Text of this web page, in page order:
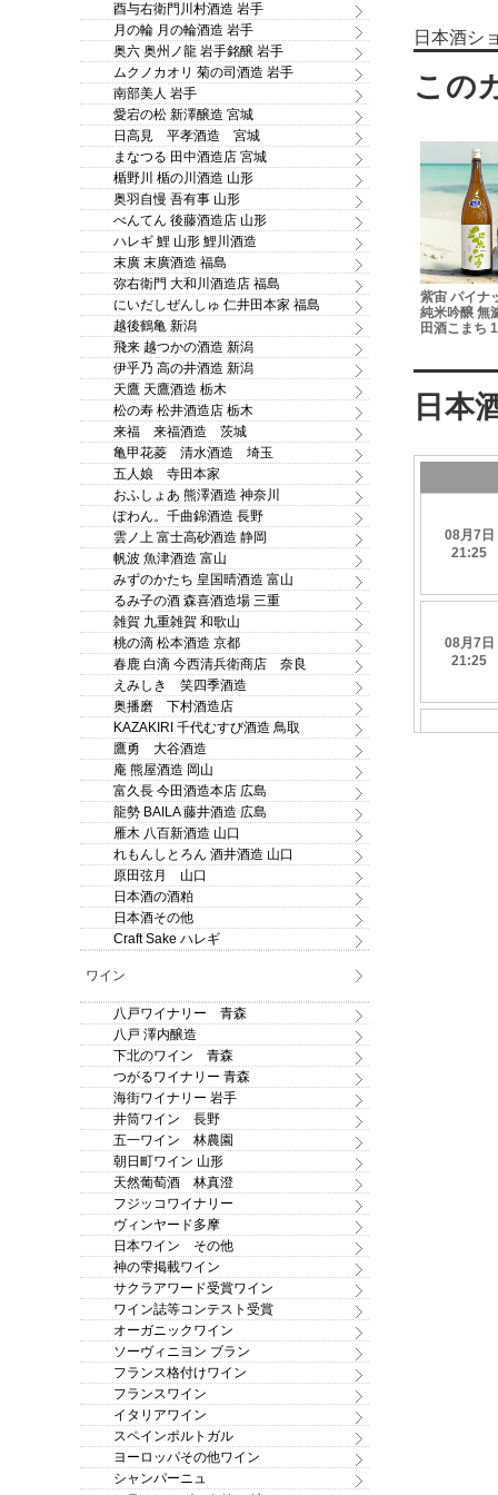
日本酒シ
作田（さくた）特別純米
酒 特別契約栽培 Tokyo酒
チャレンジ特別純米酒部
門プラチナ賞 720ml
紫宙 パイナップルラベル
純米吟醸 無濾過生原酒 秋
陸奥八仙 緑
米ひやおろ
酉与右衛門川村酒造 岩手
月の輪 月の輪酒造 岩手
奥六 奥州ノ龍 岩手銘醸 岩手
ムクノカオリ 菊の司酒造 岩手
南部美人 岩手
愛宕の松 新澤醸造 宮城
日高見 平孝酒造 宮城
まなつる 田中酒造店 宮城
楯野川 楯の川酒造 山形
奥羽自慢 吾有事 山形
べんてん 後藤酒造店 山形
ハレギ 鯉 山形 鯉川酒造
末廣 末廣酒造 福島
弥右衛門 大和川酒造店 福島
にいだしぜんしゅ 仁井田本家 福島
越後鶴亀 新潟
飛来 越つかの酒造 新潟
伊乎乃 高の井酒造 新潟
天鷹 天鷹酒造 栃木
松の寿 松井酒造店 栃木
来福 来福酒造 茨城
亀甲花菱 清水酒造 埼玉
五人娘 寺田本家
おふしょあ 熊澤酒造 神奈川
ぽわん。千曲錦酒造 長野
雲ノ上 富士高砂酒造 静岡
帆波 魚津酒造 富山
みずのかたち 皇国晴酒造 富山
るみ子の酒 森喜酒造場 三重
雑賀 九重雑賀 和歌山
桃の滴 松本酒造 京都
春鹿 白滴 今西清兵衛商店 奈良
えみしき 笑四季酒造
奥播磨 下村酒造店
KAZAKIRI 千代むすび酒造 鳥取
鷹勇 大谷酒造
庵 熊屋酒造 岡山
富久長 今田酒造本店 広島
龍勢 BAILA 藤井酒造 広島
雁木 八百新酒造 山口
れもんしとろん 酒井酒造 山口
原田弦月 山口
日本酒の酒粕
日本酒その他
Craft Sake ハレギ
ワイン
八戸ワイナリー 青森
八戸 澤内醸造
下北のワイン 青森
つがるワイナリー 青森
海街ワイナリー 岩手
井筒ワイン 長野
五一ワイン 林農園
朝日町ワイン 山形
天然葡萄酒 林真澄
フジッコワイナリー
ヴィンヤード多摩
日本ワイン その他
神の雫掲載ワイン
サクラアワード受賞ワイン
ワイン誌等コンテスト受賞
オーガニックワイン
ソーヴィニヨン ブラン
フランス格付けワイン
フランスワイン
イタリアワイン
スペインポルトガル
ヨーロッパその他ワイン
シャンパーニュ